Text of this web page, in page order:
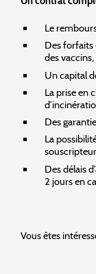
Le
Des forfaits
des
Un capital
La prise en
Des
La
Des délais
2 jours en
Vous êtes